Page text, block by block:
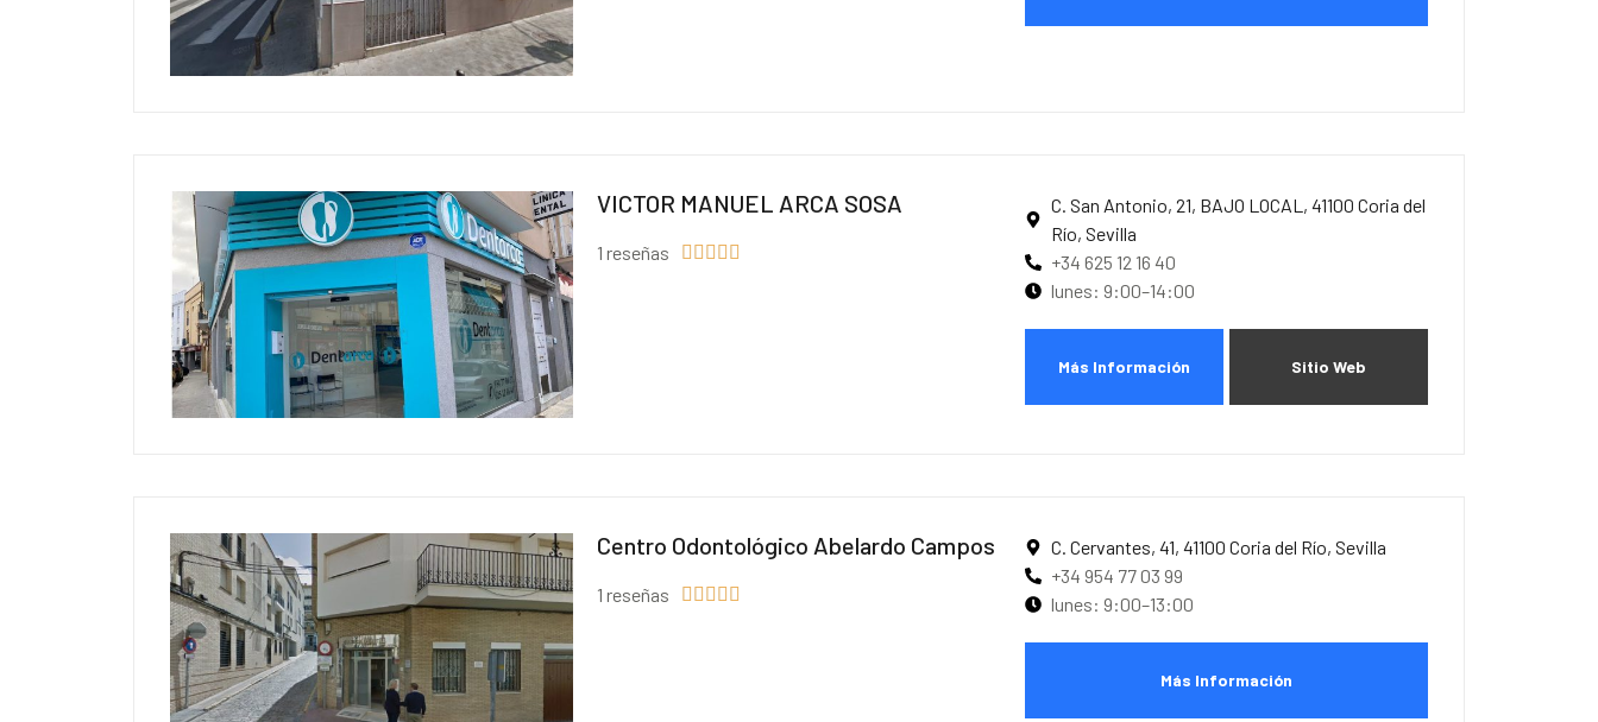
VICTOR MANUEL ARCA SOSA
1 reseñas     
C. San Antonio, 21, BAJO LOCAL, 41100 Coria del
Río, Sevilla
+34 625 12 16 40
lunes: 9:00–14:00
Más Información Sitio Web
Centro Odontológico Abelardo Campos
1 reseñas     
C. Cervantes, 41, 41100 Coria del Río, Sevilla
+34 954 77 03 99
lunes: 9:00–13:00
Más Información